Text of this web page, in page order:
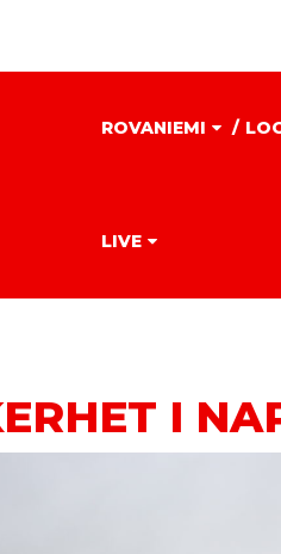
ROVANIEMI
LIVE
I